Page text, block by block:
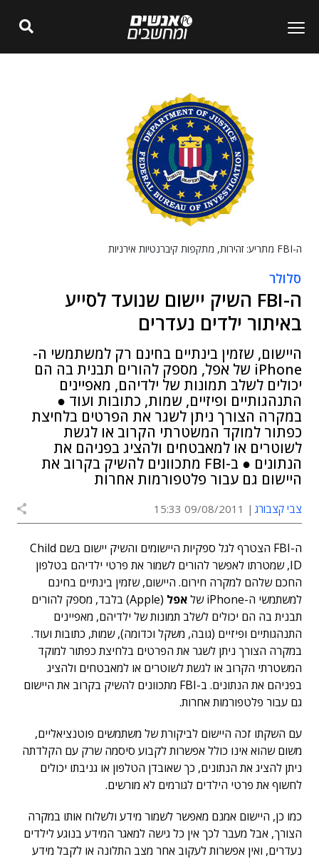
ה-FBI מתריע: זהירות, מתקפות קיברנטיות אירניות
סלולר
ה-FBI השיק יישום שנועד לסייע
באיתור ילדים נעדרים
היישום, שזמין בינתיים בחינם רק למשתמשי ה-
iPhone של אפל, מספק להורים תבנית בה הם
יכולים לשלב תמונות של ילדיהם, מאפיינים
התנהגותיים ופיזיים, שמות, כתובות ועוד ●
במקרה הצורך ניתן לשגר את הפרטים בלחיצת
כפתור למוקד המשטרתי הקרוב או לגשת
לשוטרים או למאבטחים ולהציג בפניהם את
הנתונים ● ב-FBI מתכוונים להשיק בקרוב את
היישום גם עבור פלטפורמות אחרות
צבי קצבורג 09/08/2011 15:33
ה-FBI הצטרף לגל ספקיות היישומים והשיק יישום בשם Child
ID, שמטרתו לאפשר להורים לשמור את פרטי ילדיהם בטלפון
החכם שלהם למקרה חירום. היישום, שזמין בינתיים בחינם
למשתמשי ה-iPhone של
אפל
(Apple) בלבד, מספק להורים
תבנית בה הם יכולים לשלב תמונות של ילדיהם, מאפיינים
התנהגותיים ופיזיים (גובה, משקל וכדומה), שמות, כתובות ועוד.
במקרה הצורך ניתן לשגר את הפרטים בלחיצת כפתור למוקד
המשטרתי הקרוב או לגשת לשוטרים או למאבטחים ולהציג
בפניהם את הנתונים. ב-FBI מתכוונים להשיק בקרוב את היישום
גם עבור פלטפורמות אחרות.
עם השקתו זכה היישום לביקורת של משתמשים פוטנציאליים,
משום שהוא אינו כולל אפשרות לקבוע סיסמה שרק עם הקלדתה
ניתן להציג את הנתונים, כך שאובדן הטלפון או גניבתו יכולים
לחשוף את פרטי הילדים לגורמים לא מורשים.
כמו כן, היישום אמנם מאפשר לשמור מידע ולשלוח אותו במקרה
הצורך, אבל מעבר לכך אין כל גישה למאגר המידע בנוגע לילדים
נעדרים, ואין אפשרות לעקוב אחר מצב התלונה או לקבל מידע